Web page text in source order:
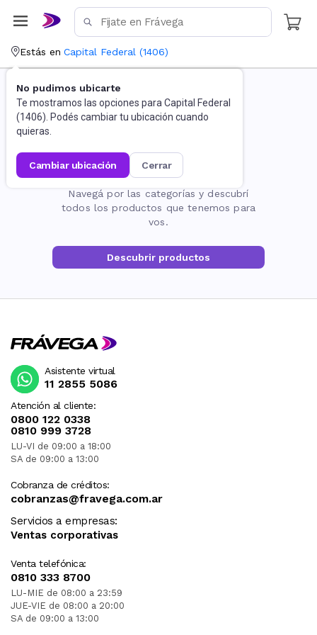
Estás en Capital Federal (1406)
No pudimos ubicarte
Te mostramos las opciones para Capital Federal
(1406). Podés cambiar tu ubicación cuando
quieras.
cambiar ubicación cerrar
La página no existe
Navegá por las categorías y descubrí
todos los productos que tenemos para
vos.
Descubrir productos
Atención al cliente:
0800 122 0338
0810 999 3728
LU-VI de 09:00 a 18:00
SA de 09:00 a 13:00
Cobranza de créditos:
cobranzas@fravega.com.ar
Servicios a empresas:
Ventas corporativas
Venta telefónica:
0810 333 8700
LU-MIE de 08:00 a 23:59
JUE-VIE de 08:00 a 20:00
SA de 09:00 a 13:00
Asistente virtual
11 2855 5086